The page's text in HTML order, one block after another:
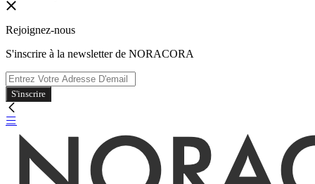
Rejoignez-nous
S'inscrire à la newsletter de NORACORA
S'inscrire